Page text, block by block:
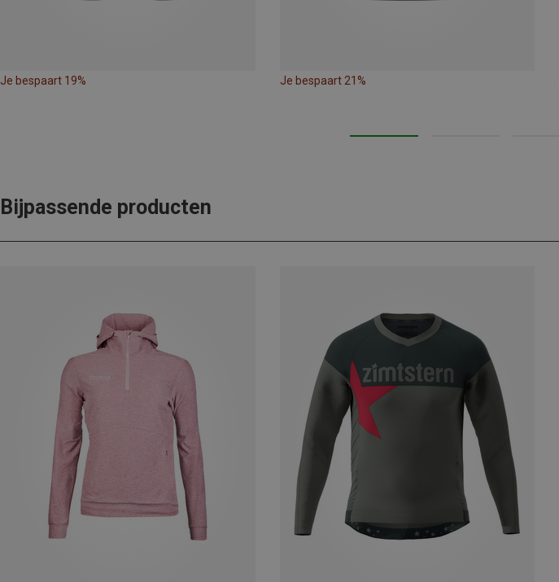
Je bespaart 19% Je bespaart 21%
Bijpassende producten